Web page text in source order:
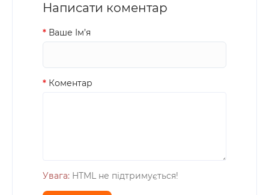
Написати коментар
Ваше Iм’я
Коментар
Увага: HTML не підтримується!